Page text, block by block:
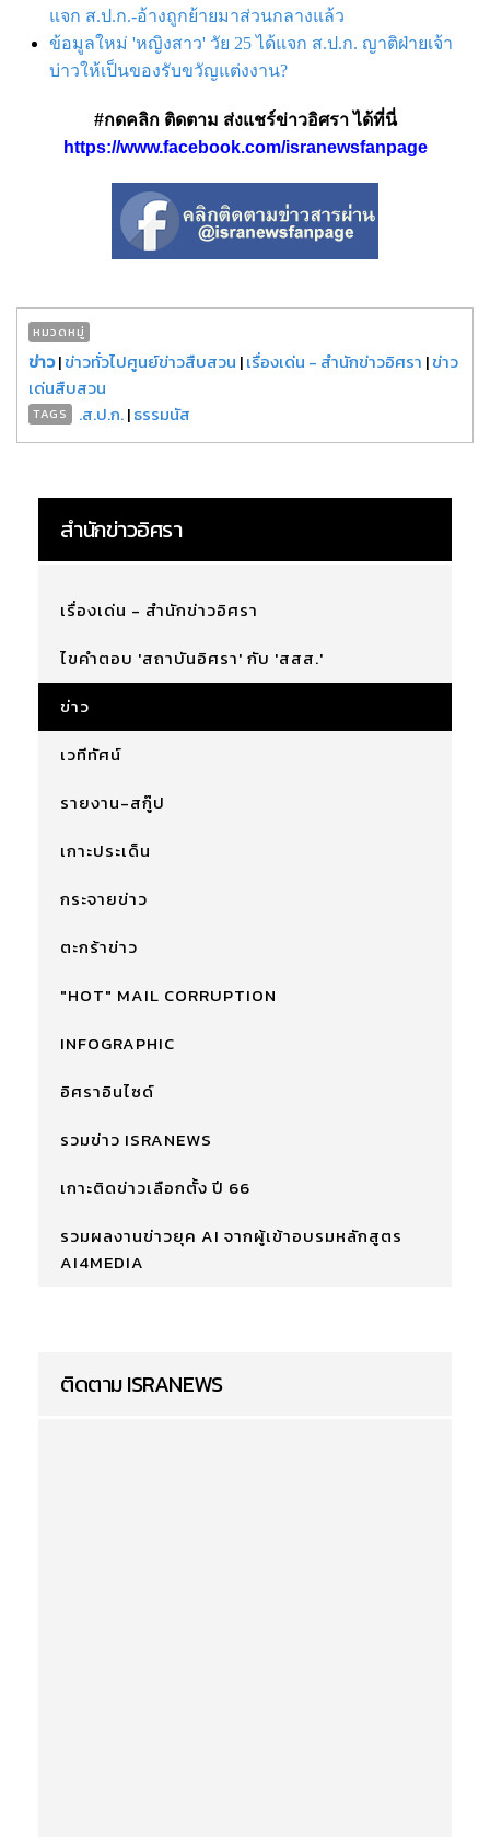
แจก ส.ป.ก.-อ้างถูกย้ายมาส่วนกลางแล้ว
ข้อมูลใหม่ 'หญิงสาว' วัย 25 ได้แจก ส.ป.ก. ญาติฝ่ายเจ้า
บ่าวให้เป็นของรับขวัญแต่งงาน?
#กดคลิก ติดตาม ส่งแชร์ข่าวอิศรา ได้ที่นี่
https://www.facebook.com/isranewsfanpage
หมวดหมู่
ข่าว|ข่าวทั่วไปศูนย์ข่าวสืบสวน |เรื่องเด่น - สำนักข่าวอิศรา |ข่าว
เด่นสืบสวน
TAGS .ส.ป.ก.|ธรรมนัส
สำนักข่าวอิศรา
เรื่องเด่น - สำนักข่าวอิศรา
ไขคำตอบ 'สถาบันอิศรา' กับ 'สสส.'
ข่าว
เวทีทัศน์
รายงาน-สกู๊ป
เกาะประเด็น
กระจายข่าว
ตะกร้าข่าว
"HOT" MAIL CORRUPTION
INFOGRAPHIC
อิศราอินไซด์
รวมข่าว ISRANEWS
เกาะติดข่าวเลือกตั้ง ปี 66
รวมผลงานข่าวยุค AI จากผู้เข้าอบรมหลักสูตร
AI4MEDIA
ติดตาม ISRANEWS